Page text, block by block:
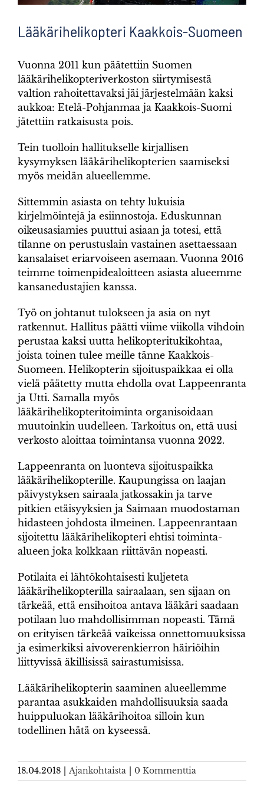
Lääkärihelikopteri Kaakkois-Suomeen
Vuonna 2011 kun päätettiin Suomen
lääkärihelikopteriverkoston siirtymisestä
valtion rahoitettavaksi jäi järjestelmään kaksi
aukkoa: Etelä-Pohjanmaa ja Kaakkois-Suomi
jätettiin ratkaisusta pois.
Tein tuolloin hallitukselle kirjallisen
kysymyksen lääkärihelikopterien saamiseksi
myös meidän alueellemme.
Sittemmin asiasta on tehty lukuisia
kirjelmöintejä ja esiinnostoja. Eduskunnan
oikeusasiamies puuttui asiaan ja totesi, että
tilanne on perustuslain vastainen asettaessaan
kansalaiset eriarvoiseen asemaan. Vuonna 2016
teimme toimenpidealoitteen asiasta alueemme
kansanedustajien kanssa.
Työ on johtanut tulokseen ja asia on nyt
ratkennut. Hallitus päätti viime viikolla vihdoin
perustaa kaksi uutta helikopteritukikohtaa,
joista toinen tulee meille tänne Kaakkois-
Suomeen. Helikopterin sijoituspaikkaa ei olla
vielä päätetty mutta ehdolla ovat Lappeenranta
ja Utti. Samalla myös
lääkärihelikopteritoiminta organisoidaan
muutoinkin uudelleen. Tarkoitus on, että uusi
verkosto aloittaa toimintansa vuonna 2022.
Lappeenranta on luonteva sijoituspaikka
lääkärihelikopterille. Kaupungissa on laajan
päivystyksen sairaala jatkossakin ja tarve
pitkien etäisyyksien ja Saimaan muodostaman
hidasteen johdosta ilmeinen. Lappeenrantaan
sijoitettu lääkärihelikopteri ehtisi toiminta-
alueen joka kolkkaan riittävän nopeasti.
Potilaita ei lähtökohtaisesti kuljeteta
lääkärihelikopterilla sairaalaan, sen sijaan on
tärkeää, että ensihoitoa antava lääkäri saadaan
potilaan luo mahdollisimman nopeasti. Tämä
on erityisen tärkeää vaikeissa onnettomuuksissa
ja esimerkiksi aivoverenkierron häiriöihin
liittyvissä äkillisissä sairastumisissa.
Lääkärihelikopterin saaminen alueellemme
parantaa asukkaiden mahdollisuuksia saada
huippuluokan lääkärihoitoa silloin kun
todellinen hätä on kyseessä.
18.04.2018 Ajankohtaista 0 Kommenttia